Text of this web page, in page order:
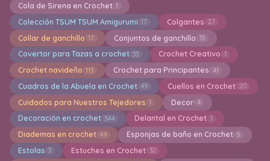
Cola de Sirena en Crochet 1
Colección TSUM TSUM Amigurumi 17 Colgantes 27
Collar de ganchillo 17 Conjuntos de ganchillo 15
Covertor para Tazas a crochet 33 Crochet Creativo 1
Crochet navideño 113 Crochet para Principantes 41
Cuadros de la Abuela en Crochet 49 Cuellos en Crochet 20
Cuidados para Nuestros Tejedores 1 Decor 4
Decoración en crochet 344 Delantal en Crochet 1
Diademas en crochet 49 Esponjas de baño en Crochet 5
Estolas 3 Estuches en Crochet 32